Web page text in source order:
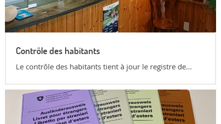
Contrôle des habitants
Le contrôle des habitants tient à jour le registre de...